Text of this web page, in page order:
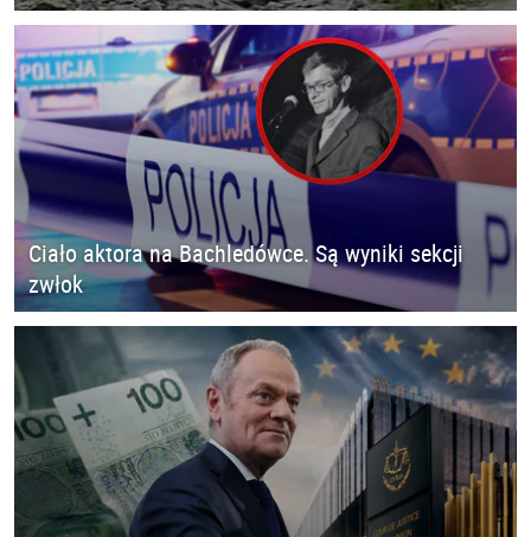
Ciało aktora na Bachledówce. Są wyniki sekcji
zwłok